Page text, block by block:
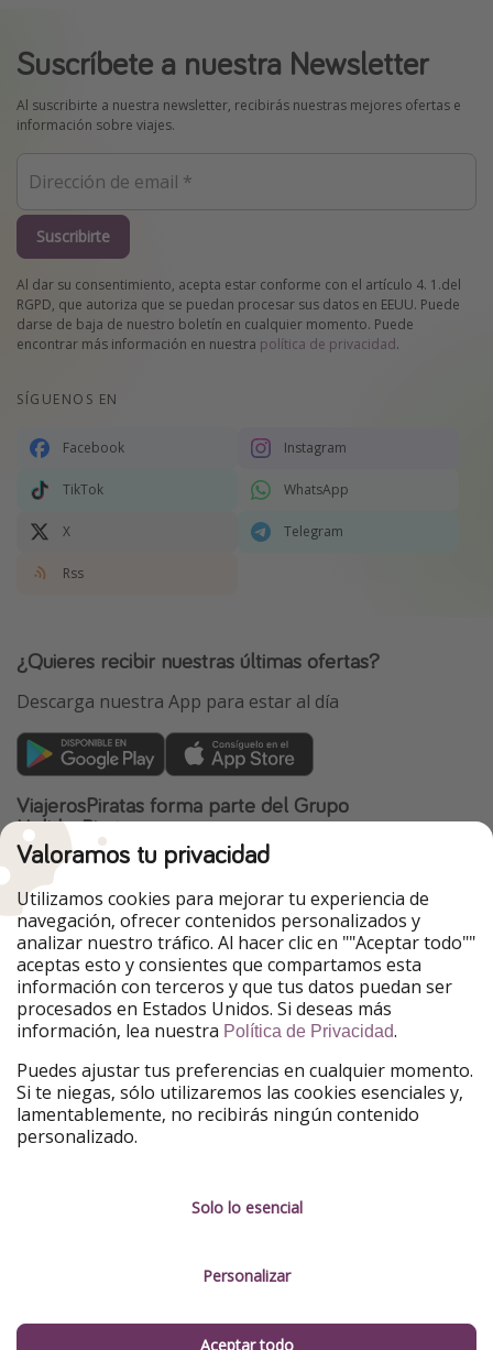
Suscríbete a nuestra Newsletter
Al suscribirte a nuestra newsletter, recibirás nuestras mejores ofertas e
información sobre viajes.
Suscribirte
Al dar su consentimiento, acepta estar conforme con el artículo 4. 1.del
RGPD, que autoriza que se puedan procesar sus datos en EEUU. Puede
darse de baja de nuestro boletín en cualquier momento. Puede
encontrar más información en nuestra política de privacidad.
SÍGUENOS EN
Facebook Instagram
TikTok WhatsApp
X Telegram
Rss
¿Quieres recibir nuestras últimas ofertas?
Descarga nuestra App para estar al día
ViajerosPiratas forma parte del Grupo
HolidayPirates
Nuestros mercados
PiratinViaggio
HolidayPirates
VakantiePiraten
WakacyjniPiraci
VoyagesPirates
Ferienpiraten
Urlaubspiraten
Urlaubspiraten
TravelPirates
Nuestro grupo
HolidayPirates Group
Conócenos mejor
Sobre ViajerosPiratas
Sostenibilidad
Información legal
Gestionar servicios
Valoramos tu privacidad
Utilizamos cookies para mejorar tu experiencia de
navegación, ofrecer contenidos personalizados y
analizar nuestro tráfico. Al hacer clic en ""Aceptar todo""
aceptas esto y consientes que compartamos esta
información con terceros y que tus datos puedan ser
procesados en Estados Unidos. Si deseas más
información, lea nuestra Política de Privacidad.
Puedes ajustar tus preferencias en cualquier momento.
Si te niegas, sólo utilizaremos las cookies esenciales y,
lamentablemente, no recibirás ningún contenido
personalizado.
Solo lo esencial
Personalizar
Aceptar todo